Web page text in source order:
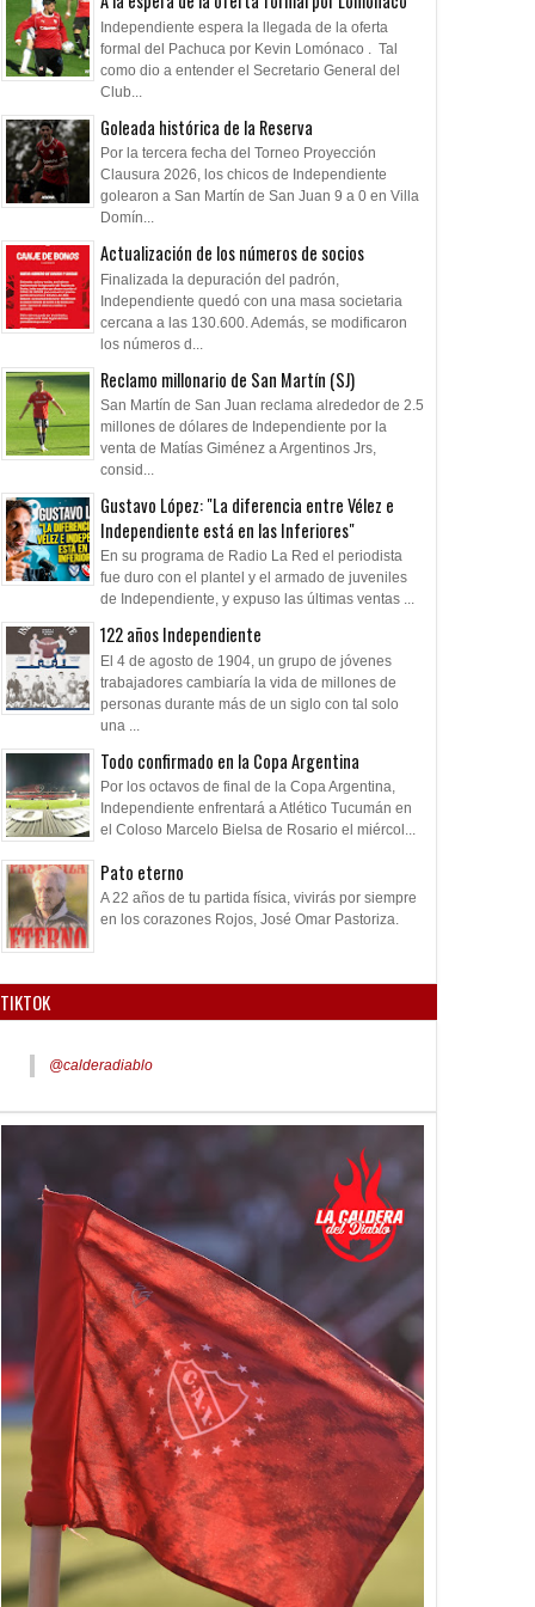
Independiente espera la llegada de la oferta
formal del Pachuca por Kevin Lomónaco . Tal
como dio a entender el Secretario General del
Club...
Goleada histórica de la Reserva
Por la tercera fecha del Torneo Proyección
Clausura 2026, los chicos de Independiente
golearon a San Martín de San Juan 9 a 0 en Villa
Domín...
Actualización de los números de socios
Finalizada la depuración del padrón,
Independiente quedó con una masa societaria
cercana a las 130.600. Además, se modificaron
los números d...
Reclamo millonario de San Martín (SJ)
San Martín de San Juan reclama alrededor de 2.5
millones de dólares de Independiente por la
venta de Matías Giménez a Argentinos Jrs,
consid...
Gustavo López: "La diferencia entre Vélez e
Independiente está en las Inferiores"
En su programa de Radio La Red el periodista
fue duro con el plantel y el armado de juveniles
de Independiente, y expuso las últimas ventas ...
122 años Independiente
El 4 de agosto de 1904, un grupo de jóvenes
trabajadores cambiaría la vida de millones de
personas durante más de un siglo con tal solo
una ...
Todo confirmado en la Copa Argentina
Por los octavos de final de la Copa Argentina,
Independiente enfrentará a Atlético Tucumán en
el Coloso Marcelo Bielsa de Rosario el miércol...
Pato eterno
A 22 años de tu partida física, vivirás por siempre
en los corazones Rojos, José Omar Pastoriza.
TIKTOK
@calderadiablo